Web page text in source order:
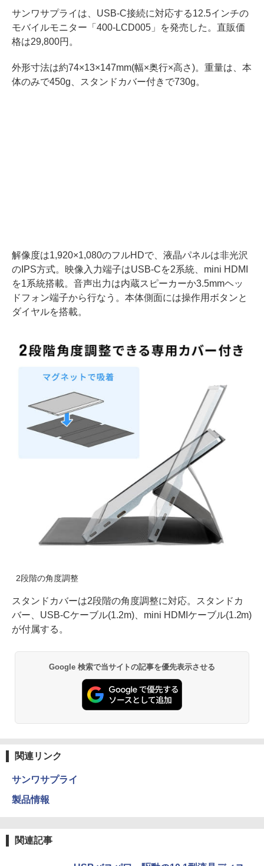
サンワサプライは、USB-C接続に対応する12.5インチの
モバイルモニター「400-LCD005」を発売した。直販価
格は29,800円。
外形寸法は約74×13×147mm(幅×奥行×高さ)。重量は、本
体のみで450g、スタンドカバー付きで730g。
解像度は1,920×1,080のフルHDで、液晶パネルは非光沢
のIPS方式。映像入力端子はUSB-Cを2系統、mini HDMI
を1系統搭載。音声出力は内蔵スピーカーか3.5mmヘッ
ドフォン端子から行なう。本体側面には操作用ボタンと
ダイヤルを搭載。
2段階の角度調整
スタンドカバーは2段階の角度調整に対応。スタンドカ
バー、USB-Cケーブル(1.2m)、mini HDMIケーブル(1.2m)
が付属する。
Google 検索で当サイトの記事を優先表示させる
関連リンク
サンワサプライ
製品情報
関連記事